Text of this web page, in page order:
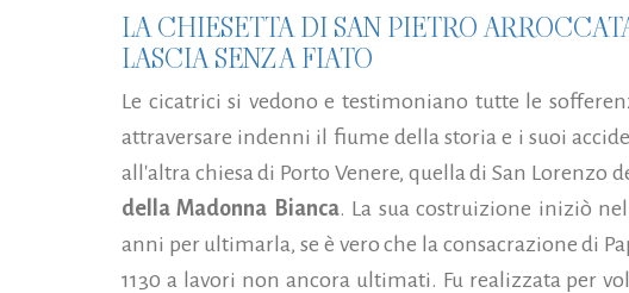
LA CHIESETTA DI SAN PIETRO
LASCIA SENZA FIATO
Le cicatrici si vedono e testimoniano tutte le
attraversare indenni il fiume della storia e i suoi
all'altra chiesa di Porto Venere, quella di San Lorenzo
della Madonna Bianca. La sua costruizione iniziò
anni per ultimarla, se è vero che la consacrazione di
1130 a lavori non ancora ultimati. Fu realizzata per